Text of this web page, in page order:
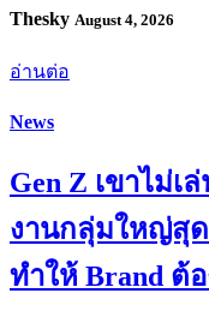
Thesky August 4, 2026
อ่านต่อ
News
Gen Z เขาไม่
งานกลุ่มใหญ่สุ
ทำให้ Brand ต้